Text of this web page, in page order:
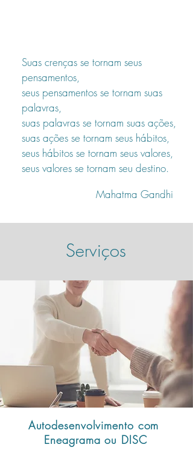
Suas crenças se tornam seus
pensamentos,
seus pensamentos se tornam suas
palavras,
suas palavras se tornam suas ações,
suas ações se tornam seus hábitos,
seus hábitos se tornam seus valores,
seus valores se tornam seu destino.
Mahatma Gandhi
Serviços
Autodesenvolvimento com
Eneagrama ou DISC